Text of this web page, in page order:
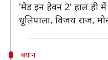
'मेड इन हेवन 2' हाल ही में
धूलिपाला, विजय राज,
बयान